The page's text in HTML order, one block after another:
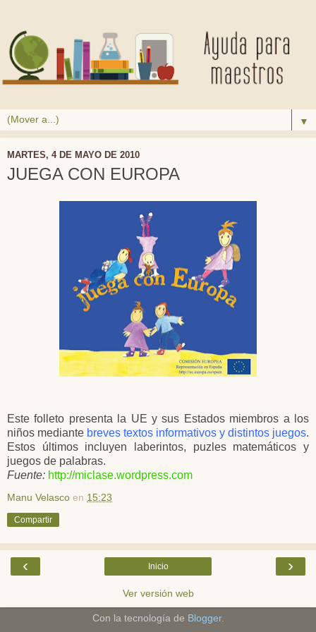
▼
MARTES, 4 DE MAYO DE 2010
JUEGA CON EUROPA
Este folleto presenta la UE y sus Estados miembros a los
niños mediante breves textos informativos y distintos juegos.
Estos últimos incluyen laberintos, puzles matemáticos y
juegos de palabras.
Fuente: http://miclase.wordpress.com
Manu Velasco en 15:23
Compartir
‹ ›
Inicio
Ver versión web
Con la tecnología de Blogger.